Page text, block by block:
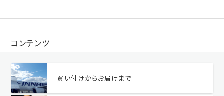
コンテンツ
買い付けからお届けまで